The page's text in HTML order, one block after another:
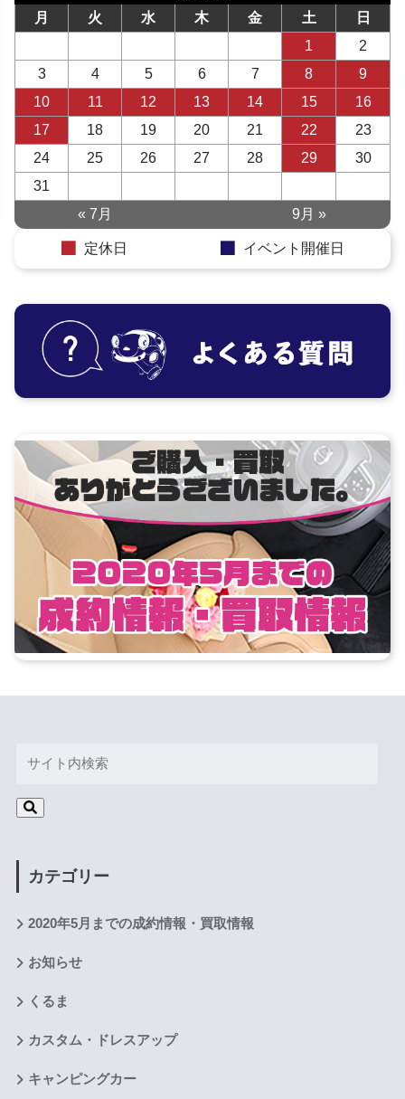
月
火 水 木 金 土
日
1
2
3
4 5 6 7 8
9
10
11 12 13 14 15
16
17
18 19 20 21 22
23
24
25 26 27 28 29
30
31
« 7月
9月 »
定休日 イベント開催日
カテゴリー
2020年5月までの成約情報・買取情報
お知らせ
くるま
カスタム・ドレスアップ
キャンピングカー